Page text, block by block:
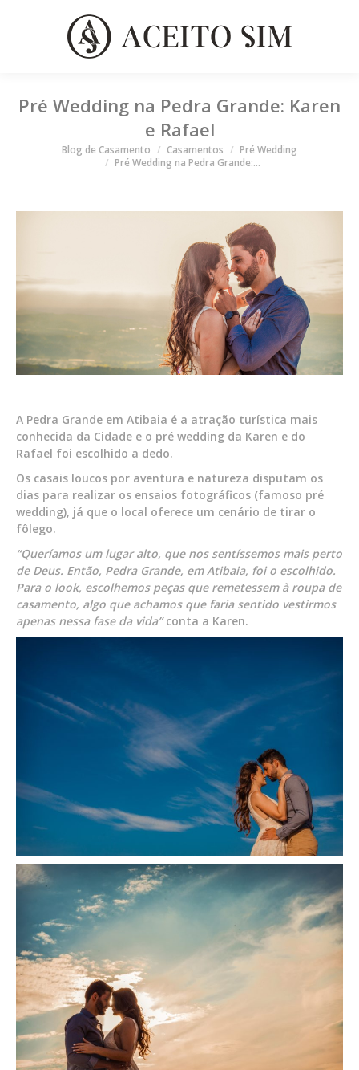
Pré Wedding na Pedra Grande: Karen
e Rafael
Você está aquiBlog de Casamento Casamentos
Pré Wedding
Pré Wedding na Pedra Grande:…
A Pedra Grande em Atibaia é a atração turística mais
conhecida da Cidade e o pré wedding da Karen e do
Rafael foi escolhido a dedo.
Os casais loucos por aventura e natureza disputam os
dias para realizar os ensaios fotográficos (famoso pré
wedding), já que o local oferece um cenário de tirar o
fôlego.
“Queríamos um lugar alto, que nos sentíssemos mais perto
de Deus. Então, Pedra Grande, em Atibaia, foi o escolhido.
Para o look, escolhemos peças que remetessem à roupa de
casamento, algo que achamos que faria sentido vestirmos
apenas nessa fase da vida”conta a Karen.